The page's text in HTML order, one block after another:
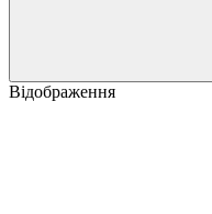
Відображення